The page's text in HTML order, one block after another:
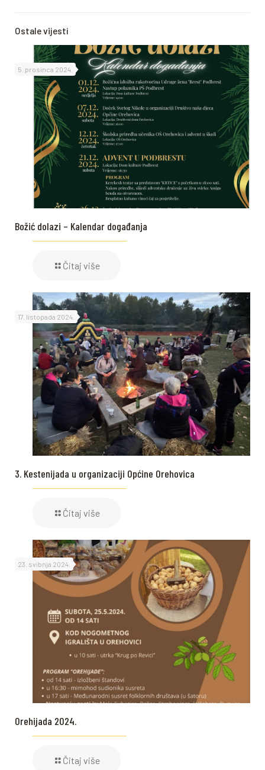
Ostale vijesti
5. prosinca 2024.
Božić dolazi – Kalendar događanja
Čitaj više
17. listopada 2024.
3. Kestenijada u organizaciji Općine Orehovica
Čitaj više
23. svibnja 2024.
Orehijada 2024.
Čitaj više